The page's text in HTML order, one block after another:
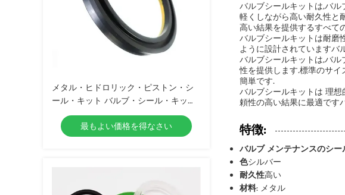
メタル・ヒドロリック・ピストン・シ
ール・キット バルブ・シール・キット
OEM ODM
最もよい価格を得なさい
バルブシールキットは,バ
軽くしながら高い耐久性と
高い結果を提供するすべて
バルブシールキットは耐磨
ように設計されていますバ
バルブシールキットは,バ
性を提供します.標準のサ
簡単です.
バルブシールキットは 理
頼性の高い結果に最適です
特徴:
バルブ メンテナンスのシー
色シルバー
耐久性高い
材料: メタル